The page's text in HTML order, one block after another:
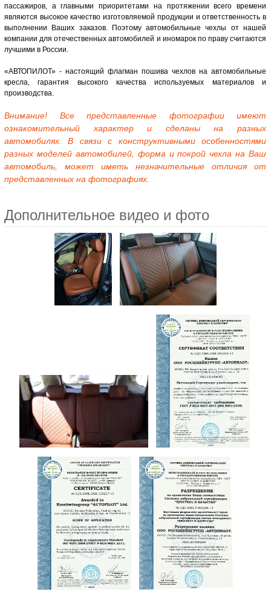
пассажиров, а главными приоритетами на протяжении всего времени
являются высокое качество изготовляемой продукции и ответственность в
выполнении Ваших заказов. Поэтому автомобильные чехлы от нашей
компании для отечественных автомобилей и иномарок по праву считаются
лучшими в России.
«АВТОПИЛОТ» - настоящий флагман пошива чехлов на автомобильные
кресла, гарантия высокого качества используемых материалов и
производства.
Внимание! Все представленные фотографии имеют
ознакомительный характер и сделаны на разных
автомобилях. В связи с конструктивными особенностями
разных моделей автомобилей, форма и покрой чехла на Ваш
автомобиль, может иметь незначительные отличия от
представленных на фотографиях.
Дополнительное видео и фото